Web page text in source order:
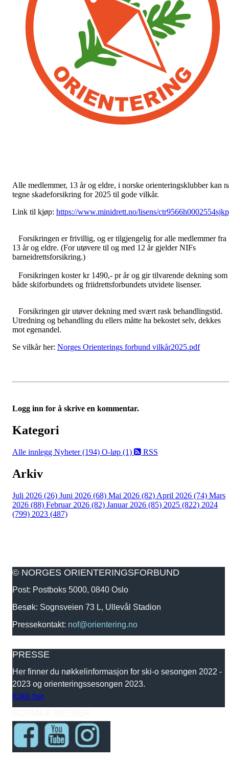
Alle medlemmer, 13 år og eldre, i norske orienteringsklubber kan
tegne skadeforsikring for 2025 til gode vilkår.
Link til kjøp: https://www.minidrett.no/lisens/
Forsikringen er frivillig, og er tilgjengelig for alle medlemmer fra
13 år og eldre. (For utøvere til og med 12 år gjelder NIFs
barneidrettsforsikring.)
Forsikringen koster kr 1490,- pr år og gir tilvarende dekning som
både skiforbundets og friidrettsforbundets utvidete lisenser.
Forsikringen gir utøver dekning med svært rask behandlingstid.
Utredning og behandling du ellers måtte ha bekostet selv, dekkes
mot egenandel.
Se vilkår her: Norges Orienterings forbund vilkår2025.pdf
Logg inn for å skrive en kommentar.
Kategori
Alle innlegg Nyheter (194) O-løp (1) RSS
Arkiv
Juli 2026 (26) Juni 2026 (68) Mai 2026 (82) April 2026 (74) Mars
2026 (88) Februar 2026 (82) Januar 2026 (85) 2025 (822) 2024
(799) 2023 (487)
© NORGES ORIENTERINGSFORBUND
Post: Postboks 5000, 0840 Oslo
Besøk: Sognsveien 73 L, Ullevål Stadion
Pressekontakt: nof@orientering.no
PRESSE
Her finner du nøkkelinformasjon for ski-o sesongen 2022 -
2023 og orienteringssesongen 2023.
Klikk her